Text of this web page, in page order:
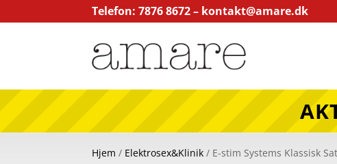
Telefon: 7876 8672 – kontakt@amare.dk
Hjem / Elektrosex&Klinik / E-stim Systems Klassisk